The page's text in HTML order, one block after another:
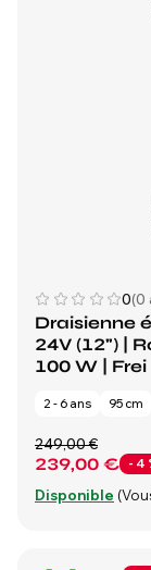
0(0
Draisienne
24V (12") |
100 W | Frei
2 - 6 ans 95 cm
239,00 € - 4
249,00 €
Disponible